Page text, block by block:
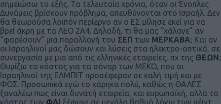
σημειώσω το εξής. Τα τελευταία χρόνια, όταν οι Ένοπλες
Δυνάμεις βρίσκουν πρόβλημα, απευθύνονται στο Ισραήλ. Δεν
θα θεωρούσα λοιπόν περίεργο αν ο ΕΣ μίλησε εκεί για να
βρεί άκρη με τα ΛΕΟ 2Α4. Δηλαδή, τι θα μας “χάλαγε” αν
“φορέσουν” μια παραλλαγή του ΣΕΠ των ΜΕΡΚΑΒΑ; Και αν
οι Ισραηλινοί μας δώσουν και λύσεις στα ηλεκτρο-οπτικά, σε
συνεργασία με μια από τις ελληνικές εταιρείες, πχ της ΘΕΩΝ;
Θυμίζω το κόστος για τα σόναρ των ΜΕΚΟ, που οι
Ισραηλινοί της ΕΛΜΠΙΤ προσέφεραν σε καλή τιμή και με
ΦΟΣ. Προσωπικά εγώ το χάρηκα πολύ, καθώς η ΘΑΛΕΣ
ξαναλέω πως είναι δυνατή εταιρεία, και ευρωπαϊκή, αλλά το
κόστος των ΦΔΙ ξέφυγε σε μεγάλο βαθμό λόγω των μέιντ